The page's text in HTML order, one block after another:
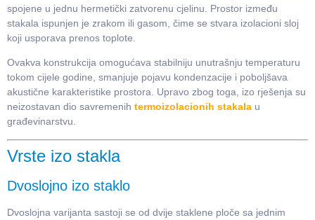
spojene u jednu hermetički zatvorenu cjelinu. Prostor između
stakala ispunjen je zrakom ili gasom, čime se stvara izolacioni sloj
koji usporava prenos toplote.
Ovakva konstrukcija omogućava stabilniju unutrašnju temperaturu
tokom cijele godine, smanjuje pojavu kondenzacije i poboljšava
akustične karakteristike prostora. Upravo zbog toga, izo rješenja su
neizostavan dio savremenih termoizolacionih stakala u
građevinarstvu.
Vrste izo stakla
Dvoslojno izo staklo
Dvoslojna varijanta sastoji se od dvije staklene ploče sa jednim